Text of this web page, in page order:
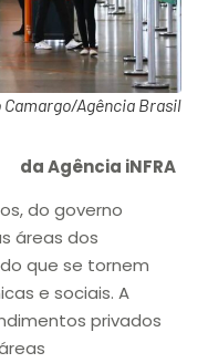
Camargo/Agência Brasil
da Agência iNFRA
do governo
áreas dos
que se tornem
e sociais. A
privados